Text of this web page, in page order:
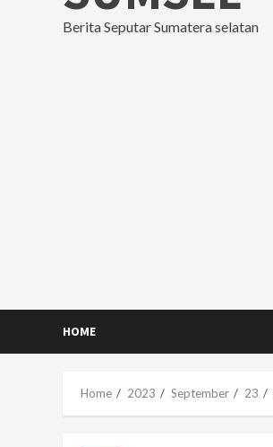
Berita Seputar Sumatera selatan
HOME
Home 2023 September 23